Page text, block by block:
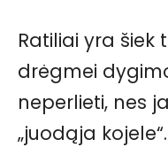
Ratiliai yra šiek
drėgmei
neperlieti, nes
„juodąja